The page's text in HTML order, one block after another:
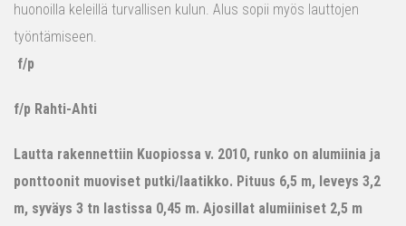
huonoilla keleillä turvallisen kulun. Alus sopii myös lauttojen
työntämiseen.
f/p
f/p Rahti-Ahti
Lautta rakennettiin Kuopiossa v. 2010, runko on alumiinia ja
ponttoonit muoviset putki/laatikko. Pituus 6,5 m, leveys 3,2
m, syväys 3 tn lastissa 0,45 m. Ajosillat alumiiniset 2,5 m